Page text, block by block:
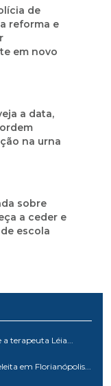
de
reforma e
em novo
a data,
na urna
sobre
a ceder e
escola
a terapeuta Léia...
em Florianópolis...